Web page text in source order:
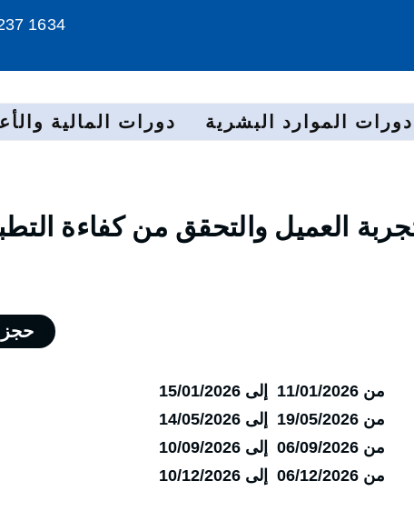
1634
دورات الموارد البشرية دورات المالية
العميل والتحقق من كفاءة
حجز
من 11/01/2026 إلى 15/01/2026
من 19/05/2026 إلى 14/05/2026
من 06/09/2026 إلى 10/09/2026
من 06/12/2026 إلى 10/12/2026